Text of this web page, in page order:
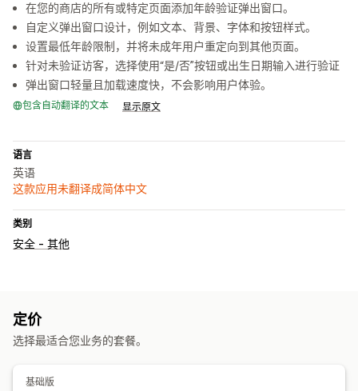
在您的商店的所有或特定页面添加年龄验证弹出窗口。
自定义弹出窗口设计，例如文本、背景、字体和按钮样式。
设置最低年龄限制，并将未成年用户重定向到其他页面。
针对未验证访客，选择使用“是/否”按钮或出生日期输入进行验证
弹出窗口轻量且加载速度快，不会影响用户体验。
包含自动翻译的文本 显示原文
语言
英语
这款应用未翻译成简体中文
类别
安全 - 其他
定价
选择最适合您业务的套餐。
基础版